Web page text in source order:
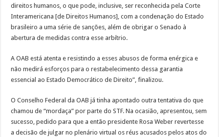
direitos humanos, o que pode, inclusive, ser reconhecida pela Corte
Interamericana [de Direitos Humanos], com a condenação do Estado
brasileiro a uma série de sanções, além de obrigar o Senado à
abertura de medidas contra esse arbítrio.
A OAB está atenta e resistindo a esses abusos de forma enérgica e
não medirá esforços para o restabelecimento dessa garantia
essencial ao Estado Democrático de Direito”, finalizou.
O Conselho Federal da OAB já tinha apontado outra tentativa do que
chamou de “mordaça” por parte do STF. Na ocasião, apresentou, sem
sucesso, pedido para que a então presidente Rosa Weber revertesse
a decisão de julgar no plenário virtual os réus acusados pelos atos do